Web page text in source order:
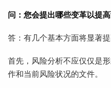
问：您会提出哪些变革以提
答：有几个基本方面将显著提
首先，风险分析不应仅仅是
作和当前风险状况的文件。